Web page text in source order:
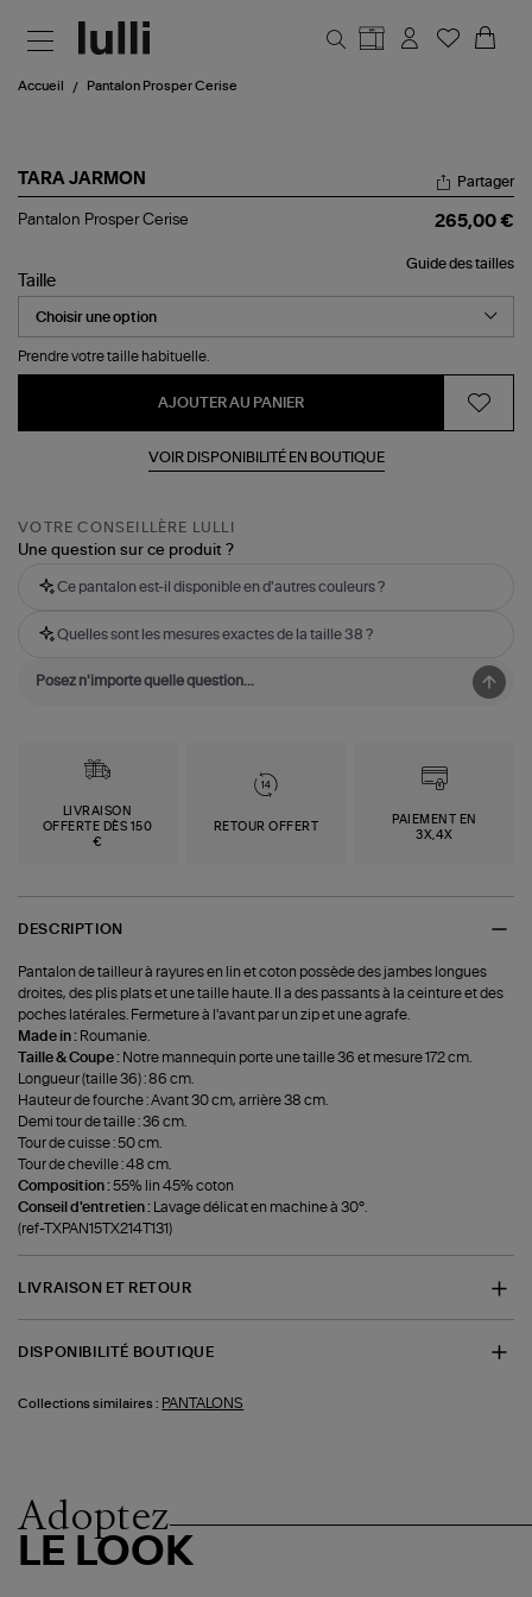
Accueil Pantalon Prosper Cerise
TARA JARMON
Pantalon
Partager
Pantalon Prosper Cerise 265,00 €
Guide des tailles
Taille
Prendre votre taille habituelle.
AJOUTER AU PANIER
VOIR DISPONIBILITÉ EN BOUTIQUE
VOTRE CONSEILLÈRE LULLI
Une question sur ce produit ?
Ce pantalon est-il disponible en d'autres couleurs ?
Quelles sont les mesures exactes de la taille 38 ?
LIVRAISON
OFFERTE DÈS 150
€
RETOUR OFFERT
PAIEMENT EN
3X,4X
DESCRIPTION
Pantalon de tailleur à rayures en lin et coton possède des jambes longues
droites, des plis plats et une taille haute. Il a des passants à la ceinture et des
poches latérales. Fermeture à l'avant par un zip et une agrafe.
Made in : Roumanie.
Taille & Coupe : Notre mannequin porte une taille 36 et mesure 172 cm.
Longueur (taille 36) : 86 cm.
Hauteur de fourche : Avant 30 cm, arrière 38 cm.
Demi tour de taille : 36 cm.
Tour de cuisse : 50 cm.
Tour de cheville : 48 cm.
Composition :55% lin 45% coton
Conseil d'entretien : Lavage délicat en machine à 30°.
(ref-TXPAN15TX214T131)
LIVRAISON ET RETOUR
DISPONIBILITÉ BOUTIQUE
Collections similaires : PANTALONS
Adoptez
LE LOOK